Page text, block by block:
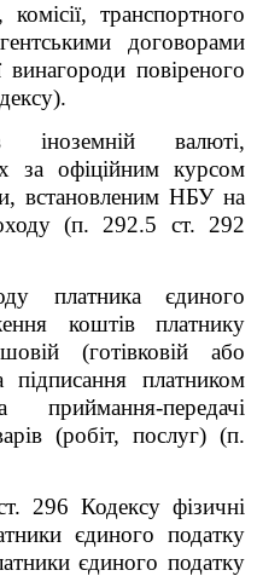
транспортного
договорами
повіреного
валюті,
за офіційним курсом
встановленим НБУ на
(п. 292.5 ст. 292
платника єдиного
коштів платнику
(готівковій або
підписання платником
передачі
(робіт, послуг) (п.
296 Кодексу фізичні
єдиного податку
єдиного податку